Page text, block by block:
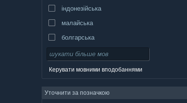
індонезійська
малайська
болгарська
чеська
англійська
Керувати мовними вподобаннями
Уточнити за позначкою